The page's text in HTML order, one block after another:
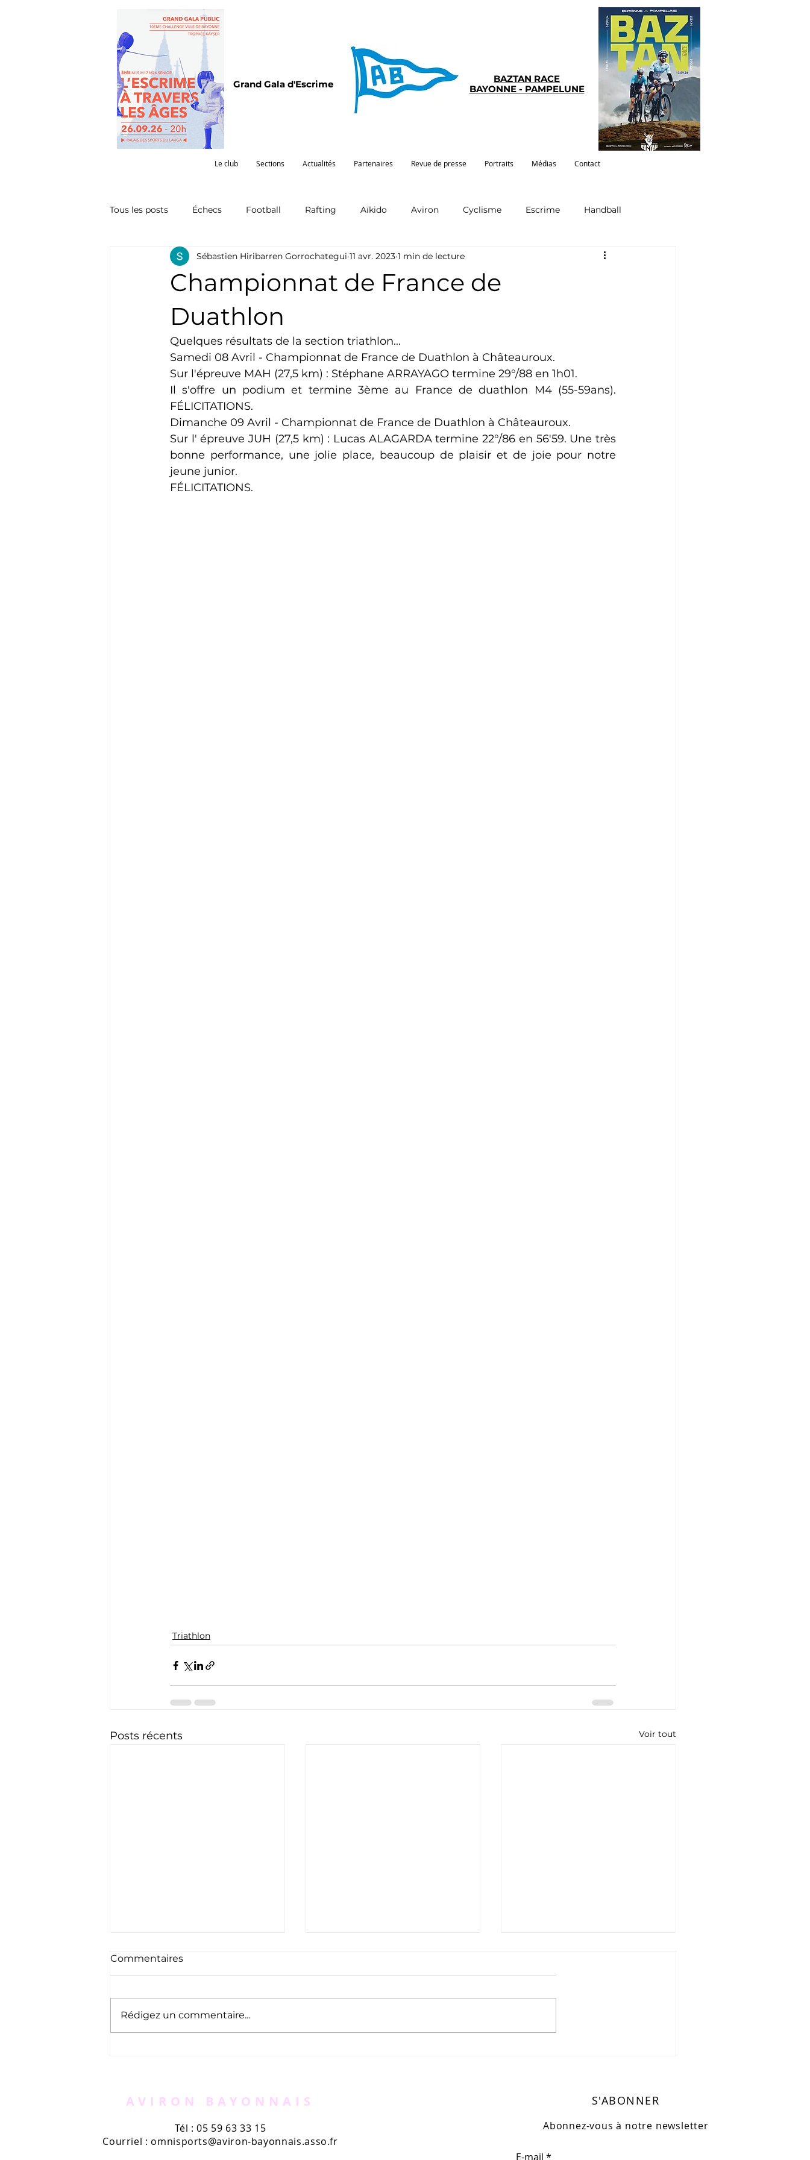
Grand Gala d'Escrime
BAZTAN RACE
BAYONNE - PAMPELUNE
Le club Sections Actualités Partenaires Revue de presse Portraits Médias Contact
Tous les posts Échecs Football Rafting Aïkido Aviron Cyclisme Escrime Handball
Omnisports Partenariat Pelote Pentathlon Pirogue Sport santé
Natation Tennis
Cyclotourisme Surf Basket Partenariat
Championnat de France de
Duathlon
Sébastien Hiribarren Gorrochategui 11 avr. 2023 1 min de lecture
Quelques résultats de la section triathlon...
Samedi 08 Avril - Championnat de France de Duathlon à Châteauroux.
Sur l'épreuve MAH (27,5 km) : Stéphane ARRAYAGO termine 29°/88 en 1h01.
Il s'offre un podium et termine 3ème au France de duathlon M4 (55-59ans).
FÉLICITATIONS.
Dimanche 09 Avril - Championnat de France de Duathlon à Châteauroux.
Sur l' épreuve JUH (27,5 km) : Lucas ALAGARDA termine 22°/86 en 56'59. Une très
bonne performance, une jolie place, beaucoup de plaisir et de joie pour notre
jeune junior.
FÉLICITATIONS.
Triathlon
Posts récents Voir tout
Triathlon de la Nivelle
Commentaires
Rédigez un commentaire...
AVIRON BAYONNAIS
Tél : 05 59 63 33 15
Courriel : omnisports@aviron-bayonnais.asso.fr
S'ABONNER
Abonnez-vous à notre newsletter
E-mail